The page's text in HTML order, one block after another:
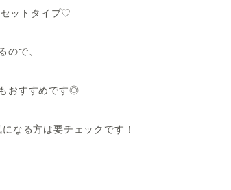
ットタイプ♡
ので、
おすすめです◎
なる方は要チェックです！